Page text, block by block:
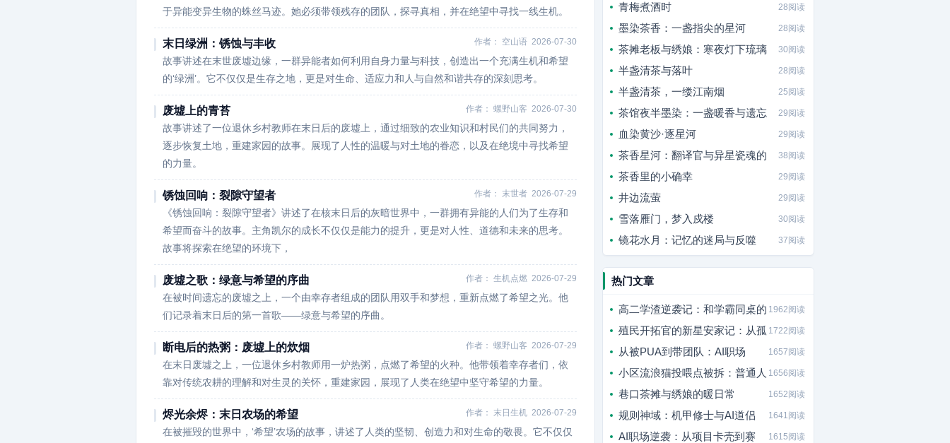
于异能变异生物的蛛丝马迹。她必须带领残存的团队，探寻真相，并在绝望中寻找一线生机。
末日绿洲：锈蚀与丰收 作者： 空山语 2026-07-30
故事讲述在末世废墟边缘，一群异能者如何利用自身力量与科技，创造出一个充满生机和希望
的‘绿洲’。它不仅仅是生存之地，更是对生命、适应力和人与自然和谐共存的深刻思考。
废墟上的青苔 作者： 螺野山客 2026-07-30
故事讲述了一位退休乡村教师在末日后的废墟上，通过细致的农业知识和村民们的共同努力，
逐步恢复土地，重建家园的故事。展现了人性的温暖与对土地的眷恋，以及在绝境中寻找希望
的力量。
锈蚀回响：裂隙守望者 作者： 末世者 2026-07-29
《锈蚀回响：裂隙守望者》讲述了在核末日后的灰暗世界中，一群拥有异能的人们为了生存和
希望而奋斗的故事。主角凯尔的成长不仅仅是能力的提升，更是对人性、道德和未来的思考。
故事将探索在绝望的环境下，
废墟之歌：绿意与希望的序曲 作者： 生机点燃 2026-07-29
在被时间遗忘的废墟之上，一个由幸存者组成的团队用双手和梦想，重新点燃了希望之光。他
们记录着末日后的第一首歌——绿意与希望的序曲。
断电后的热粥：废墟上的炊烟 作者： 螺野山客 2026-07-29
在末日废墟之上，一位退休乡村教师用一炉热粥，点燃了希望的火种。他带领着幸存者们，依
靠对传统农耕的理解和对生灵的关怀，重建家园，展现了人类在绝望中坚守希望的力量。
烬光余烬：末日农场的希望 作者： 末日生机 2026-07-29
在被摧毁的世界中，‘希望’农场的故事，讲述了人类的坚韧、创造力和对生命的敬畏。它不仅仅
青梅煮酒时 28阅读
墨染茶香：一盏指尖的星河 28阅读
茶摊老板与绣娘：寒夜灯下琉璃 30阅读
半盏清茶与落叶 28阅读
半盏清茶，一缕江南烟 25阅读
茶馆夜半墨染：一盏暖香与遗忘 29阅读
血染黄沙·逐星河 29阅读
茶香星河：翻译官与异星瓷魂的 38阅读
茶香里的小确幸 29阅读
井边流萤 29阅读
雪落雁门，梦入戍楼 30阅读
镜花水月：记忆的迷局与反噬 37阅读
热门文章
高二学渣逆袭记：和学霸同桌的 1962阅读
殖民开拓官的新星安家记：从孤 1722阅读
从被PUA到带团队：AI职场 1657阅读
小区流浪猫投喂点被拆：普通人 1656阅读
巷口茶摊与绣娘的暖日常 1652阅读
规则神域：机甲修士与AI道侣 1641阅读
AI职场逆袭：从项目卡壳到赛 1615阅读